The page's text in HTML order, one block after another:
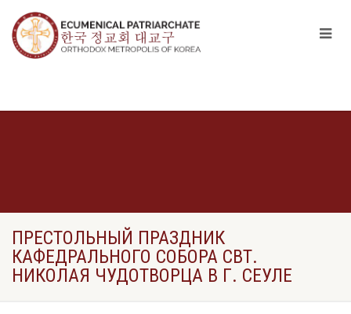
ПРЕСТОЛЬНЫЙ ПРАЗДНИК
КАФЕДРАЛЬНОГО СОБОРА СВТ.
НИКОЛАЯ ЧУДОТВОРЦА В Г. СЕУЛЕ